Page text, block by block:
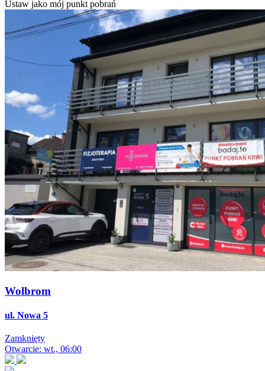
Ustaw jako mój punkt pobrań
Wolbrom
ul. Nowa 5
Zamknięty
Otwarcie: wt., 06:00